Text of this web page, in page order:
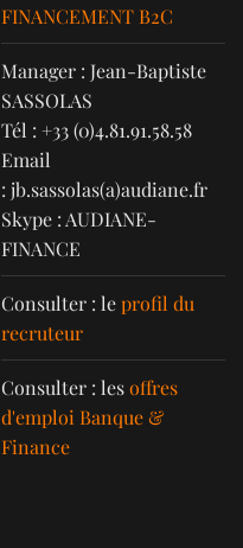
FINANCEMENT B2C
Manager : Jean-Baptiste
SASSOLAS
Tél : +33 (0)4.81.91.58.58
Email
: jb.sassolas(a)audiane.fr
Skype : AUDIANE-
FINANCE
Consulter : leprofil du
recruteur
Consulter : lesoffres
d'emploi Banque &
Finance